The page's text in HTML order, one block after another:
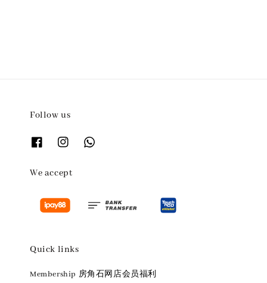
Follow us
We accept
Quick links
Membership 房角石网店会员福利